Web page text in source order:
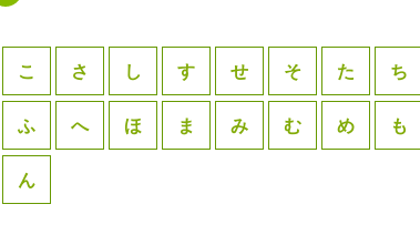
こ さ し す せ そ た ち
ふ へ ほ ま み む め も
ん